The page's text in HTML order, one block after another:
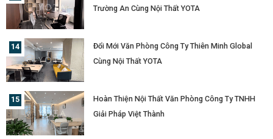
Trường An Cùng Nội Thất YOTA
Đổi Mới Văn Phòng Công Ty Thiên Minh Global
Cùng Nội Thất YOTA
Hoàn Thiện Nội Thất Văn Phòng Công Ty TNHH
Giải Pháp Việt Thành